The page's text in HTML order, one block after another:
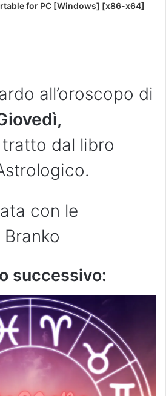
for PC [Windows] [x86-x64]
all’oroscopo di
dal libro
con le
successivo: